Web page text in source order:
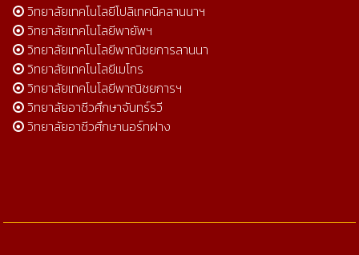
วิทยาลัยเทคโนโลยีโปลิเทคนิคลานนาฯ
วิทยาลัยเทคโนโลยีพายัพฯ
วิทยาลัยเทคโนโลยีพาณิชยการลานนา
วิทยาลัยเทคโนโลยีเมโทร
วิทยาลัยเทคโนโลยีพาณิชยการฯ
วิทยาลัยอาชีวศึกษาจันทร์รวี
วิทยาลัยอาชีวศึกษานอร์ทฝาง